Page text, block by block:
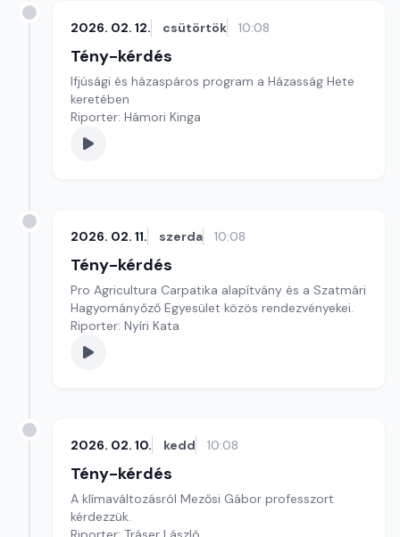
2026. 02. 12. csütörtök 10:08
Tény-kérdés
Ifjúsági és házaspáros program a Házasság Hete
keretében
Riporter: Hámori Kinga
2026. 02. 11. szerda 10:08
Tény-kérdés
Pro Agricultura Carpatika alapítvány és a Szatmári
Hagyományőző Egyesület közös rendezvényekei.
Riporter: Nyíri Kata
2026. 02. 10. kedd 10:08
Tény-kérdés
A klímaváltozásról Mezősi Gábor professzort
kérdezzük.